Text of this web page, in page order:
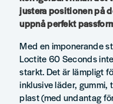
justera positionen på
uppnå perfekt
Med en imponerande
Loctite 60 Seconds
starkt. Det är lämpligt
inklusive läder,
plast (med undantag